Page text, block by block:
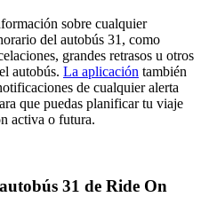
sobre cualquier
del autobús 31, como
grandes retrasos u otros
autobús. La aplicación también
de cualquier alerta
que puedas planificar tu viaje
activa o futura.
31 de Ride On